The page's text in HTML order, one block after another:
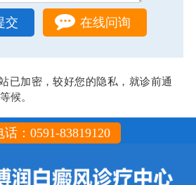
在线问询
已加密，较好您的隐私，就诊前通
候。
话：0591-83819120